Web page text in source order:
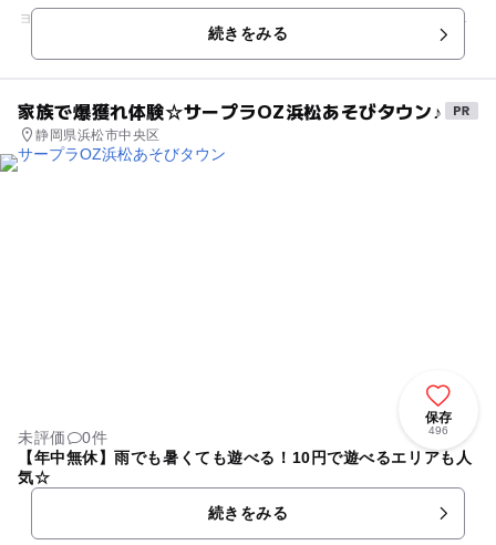
ョアの製造工程です。製品を試飲したり、ビデオを見たり、
次々とジョアが生産されていく...
続きをみる
家族で爆獲れ体験☆サープラOZ浜松あそびタウン♪
静岡県浜松市中央区
保存
496
未評価
0件
【年中無休】雨でも暑くても遊べる！10円で遊べるエリアも人
気☆
続きをみる